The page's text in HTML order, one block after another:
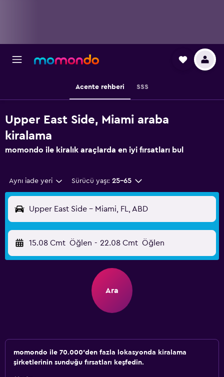
Acente rehberi SSS
Upper East Side, Miami araba
kiralama
momondo ile kiralık araçlarda en iyi fırsatları bul
Aynı iade yeri Sürücü yaşı: 25-65
Upper East Side - Miami, FL, ABD
15.08 Cmt Öğlen - 22.08 Cmt Öğlen
Ara
momondo ile 70.000'den fazla lokasyonda kiralama
şirketlerinin sunduğu fırsatları keşfedin.